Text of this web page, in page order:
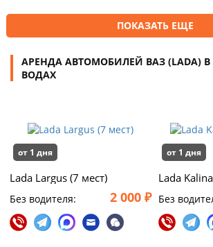
ПОКАЗАТЬ ЕЩЕ
АРЕНДА АВТОМОБИЛЕЙ ВАЗ (LADA)
ВОДАХ
от 1 дня
Lada Largus (7 мест)
Без водителя: 2 000 ₽
от 1 дня
Lada
Без